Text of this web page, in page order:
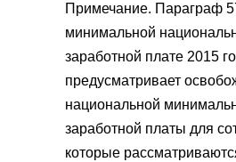
Примечание. Параграф
минимальной
заработной плате 2015
предусматривает
национальной
заработной платы для
которые